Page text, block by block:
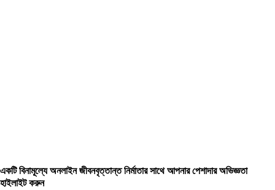
একটি বিনামূল্যে অনলাইন জীবনবৃত্তান্ত নির্মাতার সাথে আপনার পেশাদার অভিজ্ঞতা
হাইলাইট করুন